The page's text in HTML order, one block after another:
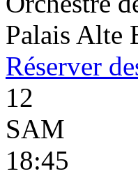
Palais Alte
Réserver
12
SAM
18:45